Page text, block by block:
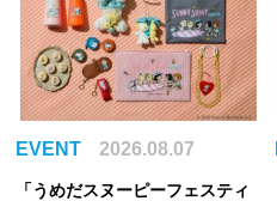
EVENT 2026.08.07
「うめだスヌーピーフェスティ